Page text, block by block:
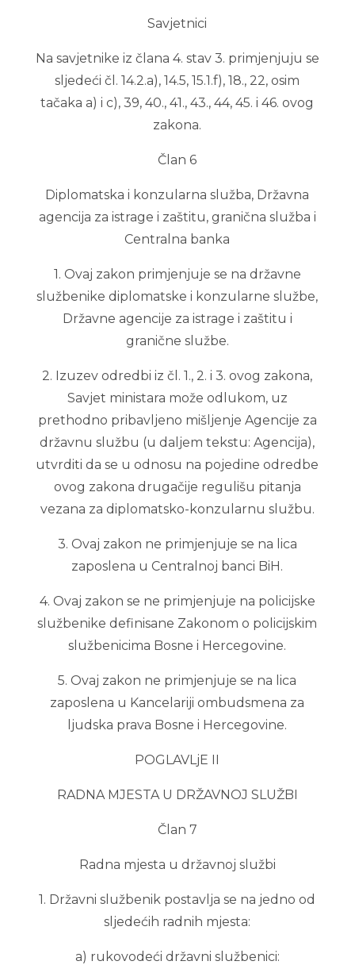
Savjetnici
Na savjetnike iz člana 4. stav 3. primjenjuju se
sljedeći čl. 14.2.a), 14.5, 15.1.f), 18., 22, osim
tačaka a) i c), 39, 40., 41., 43., 44, 45. i 46. ovog
zakona.
Član 6
Diplomatska i konzularna služba, Državna
agencija za istrage i zaštitu, granična služba i
Centralna banka
1. Ovaj zakon primjenjuje se na državne
službenike diplomatske i konzularne službe,
Državne agencije za istrage i zaštitu i
granične službe.
2. Izuzev odredbi iz čl. 1., 2. i 3. ovog zakona,
Savjet ministara može odlukom, uz
prethodno pribavljeno mišljenje Agencije za
državnu službu (u daljem tekstu: Agencija),
utvrditi da se u odnosu na pojedine odredbe
ovog zakona drugačije regulišu pitanja
vezana za diplomatsko-konzularnu službu.
3. Ovaj zakon ne primjenjuje se na lica
zaposlena u Centralnoj banci BiH.
4. Ovaj zakon se ne primjenjuje na policijske
službenike definisane Zakonom o policijskim
službenicima Bosne i Hercegovine.
5. Ovaj zakon ne primjenjuje se na lica
zaposlena u Kancelariji ombudsmena za
ljudska prava Bosne i Hercegovine.
POGLAVLjE II
RADNA MJESTA U DRŽAVNOJ SLUŽBI
Član 7
Radna mjesta u državnoj službi
1. Državni službenik postavlja se na jedno od
sljedećih radnih mjesta:
a) rukovodeći državni službenici: